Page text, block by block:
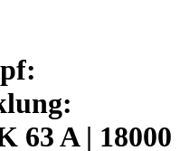
63 A | 18000